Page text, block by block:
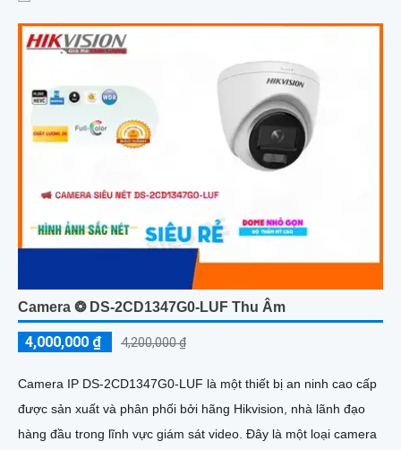
Camera ❂ DS-2CD1347G0-LUF Thu Âm
4,000,000 ₫ 4,200,000 ₫
Camera IP DS-2CD1347G0-LUF là một thiết bị an ninh cao cấp
được sản xuất và phân phối bởi hãng Hikvision, nhà lãnh đạo
hàng đầu trong lĩnh vực giám sát video. Đây là một loại camera